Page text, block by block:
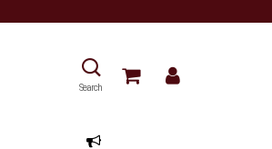
Search